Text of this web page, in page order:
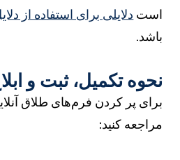
استدلایلی برای استفاده از دلایل
باشد.
نحوه تکمیل، ثبت و
برای پر کردن فرم‌های طلاق
مراجعه کنید: